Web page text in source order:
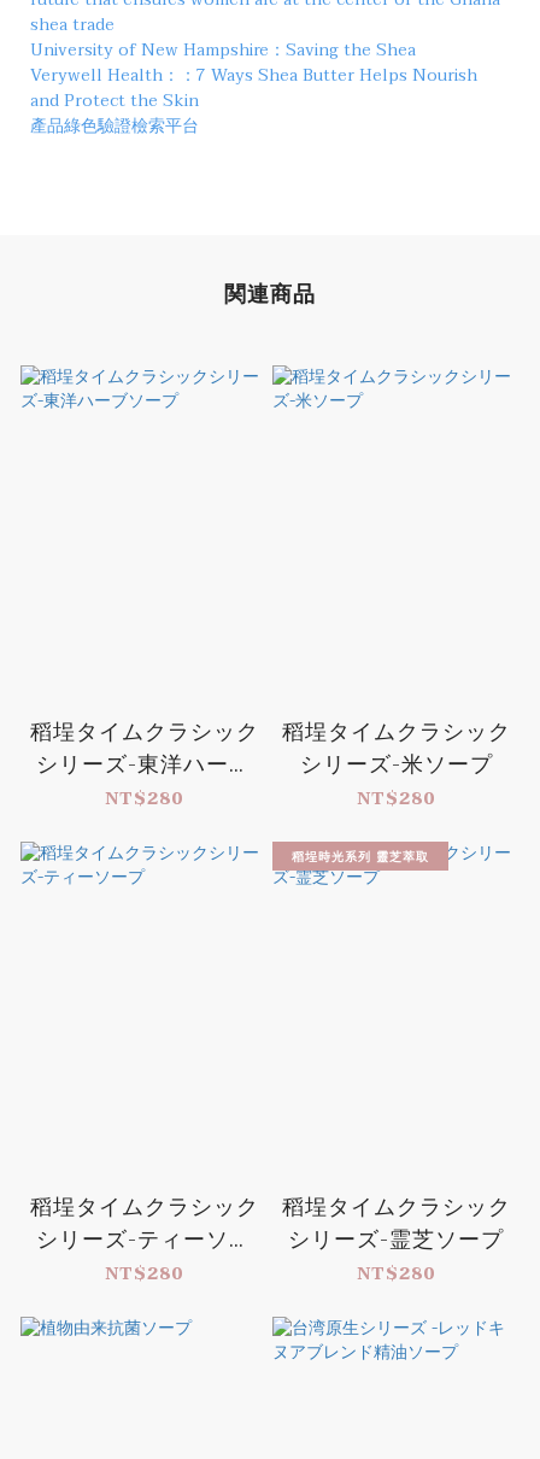
shea trade
University of New Hampshire：Saving the Shea
Verywell Health：：7 Ways Shea Butter Helps Nourish
and Protect the Skin
產品綠色驗證檢索平台
関連商品
稻埕タイムクラシック
シリーズ-東洋ハーブ
ソープ
NT$280
稻埕タイムクラシック
シリーズ-米ソープ
NT$280
稻埕タイムクラシック
シリーズ-ティーソー
プ
NT$280
稻埕時光系列 靈芝萃取
稻埕タイムクラシック
シリーズ-霊芝ソープ
NT$280